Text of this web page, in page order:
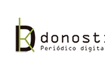
contenido